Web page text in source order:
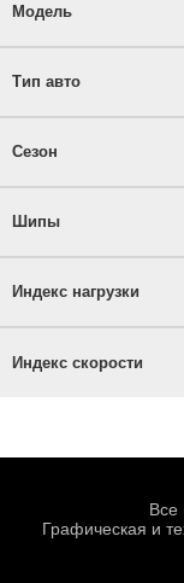
Модель
Тип авто
Сезон
Шипы
Индекс нагрузки
Индекс скорости
Все
Графическая и